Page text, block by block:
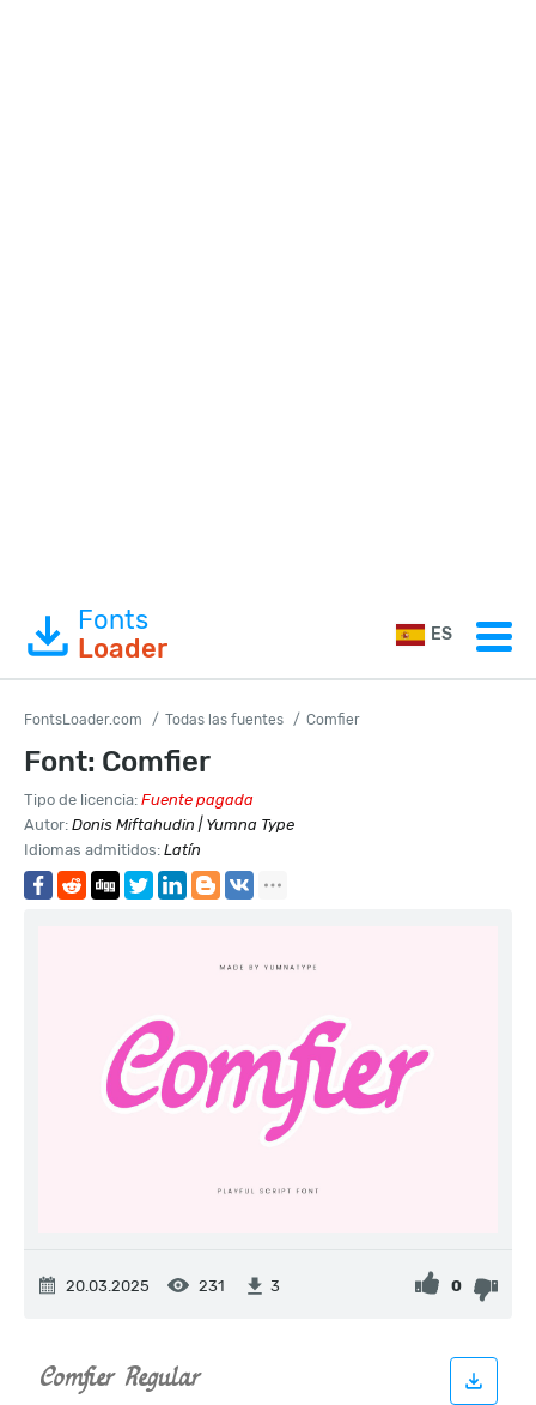
Fonts
Loader
ES
FontsLoader.com Todas las fuentes Comfier
Font: Comfier
Tipo de licencia: Fuente pagada
Autor: Donis Miftahudin | Yumna Type
Idiomas admitidos: Latín
20.03.2025 231 3 0